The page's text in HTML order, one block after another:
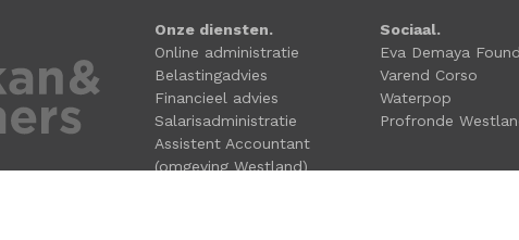
Onze diensten.
Online administratie
Belastingadvies
Financieel advies
Salarisadministratie
Assistent Accountant
(omgeving Westland)
Sociaal.
Eva Demaya
Varend Corso
Waterpop
Profronde